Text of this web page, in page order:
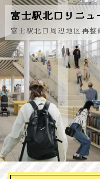
Skip
content
富士駅北口 リニ
富士駅北口周辺地区再整